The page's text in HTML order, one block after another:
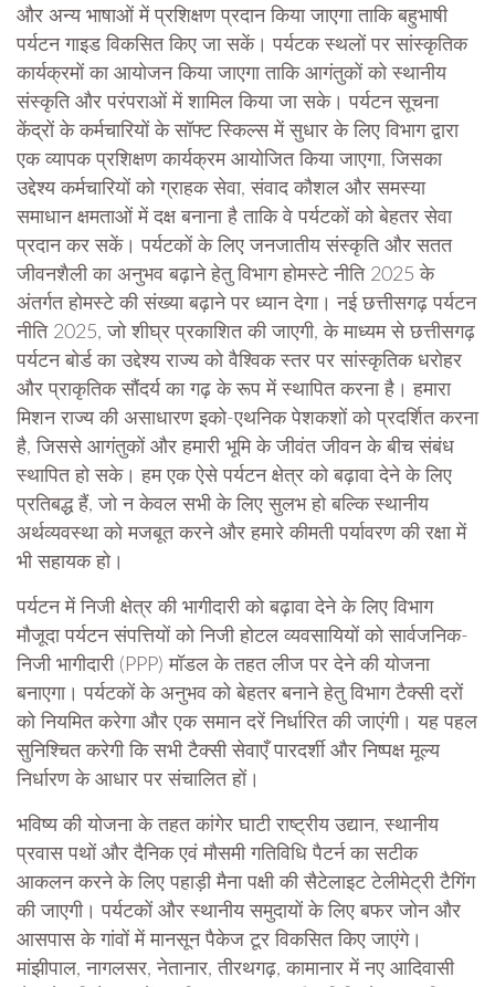
और अन्य भाषाओं में प्रशिक्षण प्रदान किया जाएगा ताकि बहुभाषी
पर्यटन गाइड विकसित किए जा सकें। पर्यटक स्थलों पर सांस्कृतिक
कार्यक्रमों का आयोजन किया जाएगा ताकि आगंतुकों को स्थानीय
संस्कृति और परंपराओं में शामिल किया जा सके। पर्यटन सूचना
केंद्रों के कर्मचारियों के सॉफ्ट स्किल्स में सुधार के लिए विभाग द्वारा
एक व्यापक प्रशिक्षण कार्यक्रम आयोजित किया जाएगा, जिसका
उद्देश्य कर्मचारियों को ग्राहक सेवा, संवाद कौशल और समस्या
समाधान क्षमताओं में दक्ष बनाना है ताकि वे पर्यटकों को बेहतर सेवा
प्रदान कर सकें। पर्यटकों के लिए जनजातीय संस्कृति और सतत
जीवनशैली का अनुभव बढ़ाने हेतु विभाग होमस्टे नीति 2025 के
अंतर्गत होमस्टे की संख्या बढ़ाने पर ध्यान देगा। नई छत्तीसगढ़ पर्यटन
नीति 2025, जो शीघ्र प्रकाशित की जाएगी, के माध्यम से छत्तीसगढ़
पर्यटन बोर्ड का उद्देश्य राज्य को वैश्विक स्तर पर सांस्कृतिक धरोहर
और प्राकृतिक सौंदर्य का गढ़ के रूप में स्थापित करना है। हमारा
मिशन राज्य की असाधारण इको-एथनिक पेशकशों को प्रदर्शित करना
है, जिससे आगंतुकों और हमारी भूमि के जीवंत जीवन के बीच संबंध
स्थापित हो सके। हम एक ऐसे पर्यटन क्षेत्र को बढ़ावा देने के लिए
प्रतिबद्ध हैं, जो न केवल सभी के लिए सुलभ हो बल्कि स्थानीय
अर्थव्यवस्था को मजबूत करने और हमारे कीमती पर्यावरण की रक्षा में
भी सहायक हो।
पर्यटन में निजी क्षेत्र की भागीदारी को बढ़ावा देने के लिए विभाग
मौजूदा पर्यटन संपत्तियों को निजी होटल व्यवसायियों को सार्वजनिक-
निजी भागीदारी (PPP) मॉडल के तहत लीज पर देने की योजना
बनाएगा। पर्यटकों के अनुभव को बेहतर बनाने हेतु विभाग टैक्सी दरों
को नियमित करेगा और एक समान दरें निर्धारित की जाएंगी। यह पहल
सुनिश्चित करेगी कि सभी टैक्सी सेवाएँ पारदर्शी और निष्पक्ष मूल्य
निर्धारण के आधार पर संचालित हों।
भविष्य की योजना के तहत कांगेर घाटी राष्ट्रीय उद्यान, स्थानीय
प्रवास पथों और दैनिक एवं मौसमी गतिविधि पैटर्न का सटीक
आकलन करने के लिए पहाड़ी मैना पक्षी की सैटेलाइट टेलीमेट्री टैगिंग
की जाएगी। पर्यटकों और स्थानीय समुदायों के लिए बफर जोन और
आसपास के गांवों में मानसून पैकेज टूर विकसित किए जाएंगे।
मांझीपाल, नागलसर, नेतानार, तीरथगढ़, कामानार में नए आदिवासी